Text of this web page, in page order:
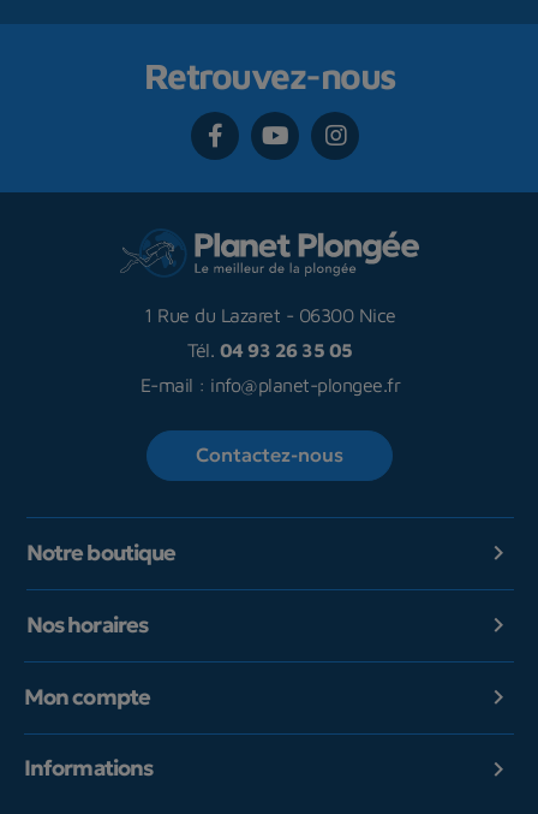
Retrouvez-nous
1 Rue du Lazaret - 06300 Nice
Tél. 04 93 26 35 05
E-mail : info@planet-plongee.fr
Contactez-nous
Notre boutique 
Nos horaires 
Mon compte 
Informations 